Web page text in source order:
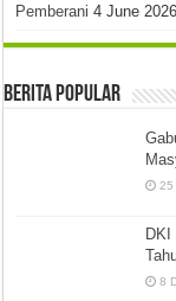
Pemberani 4 June 2026
Berita Popular
25
8